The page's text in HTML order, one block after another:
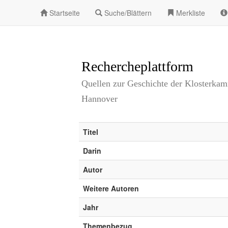
Startseite Suche/Blättern Merkliste
Rechercheplattform
Quellen zur Geschichte der
Hannover
Titel
Darin
Autor
Weitere Autoren
Jahr
Themenbezug